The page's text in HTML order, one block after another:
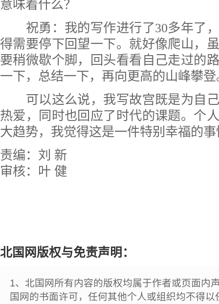
意味着什么？
祝勇：我的写作进行了30多年了，
得需要停下回望一下。就好像爬山，
要稍微歇个脚，回头看看自己走过的
一下，总结一下，再向更高的山峰攀登
可以这么说，我写故宫既是为自己
热爱，同时也回应了时代的课题。个
大趋势，我觉得这是一件特别幸福的
责编：刘 新
审核：叶 健
北国网版权与免责声明：
1、北国网所有内容的版权均属于作者或页面内
国网的书面许可，任何其他个人或组织均不得